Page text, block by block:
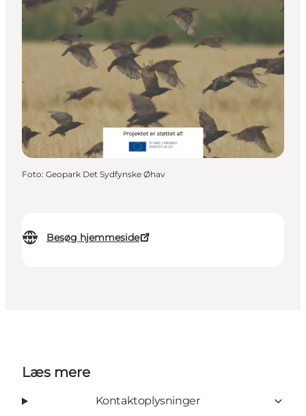
Besøg hjemmeside
Foto: Geopark Det Sydfynske Øhav
Læs mere
Kontaktoplysninger